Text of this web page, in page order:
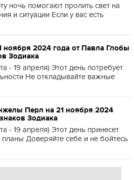
ночь помогают пролить свет на
и ситуации Если у вас есть
ноября 2024 года от Павла Глобы
Зодиака
- 19 апреля) Этот день потребует
Не откладывайте важные
Перл на 21 ноября 2024
Зодиака
- 19 апреля) Этот день принесет
планы Доверяйте себе и не бойтесь